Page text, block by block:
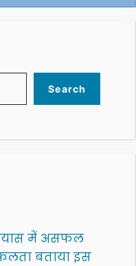
Search
में असफल
बताया इस